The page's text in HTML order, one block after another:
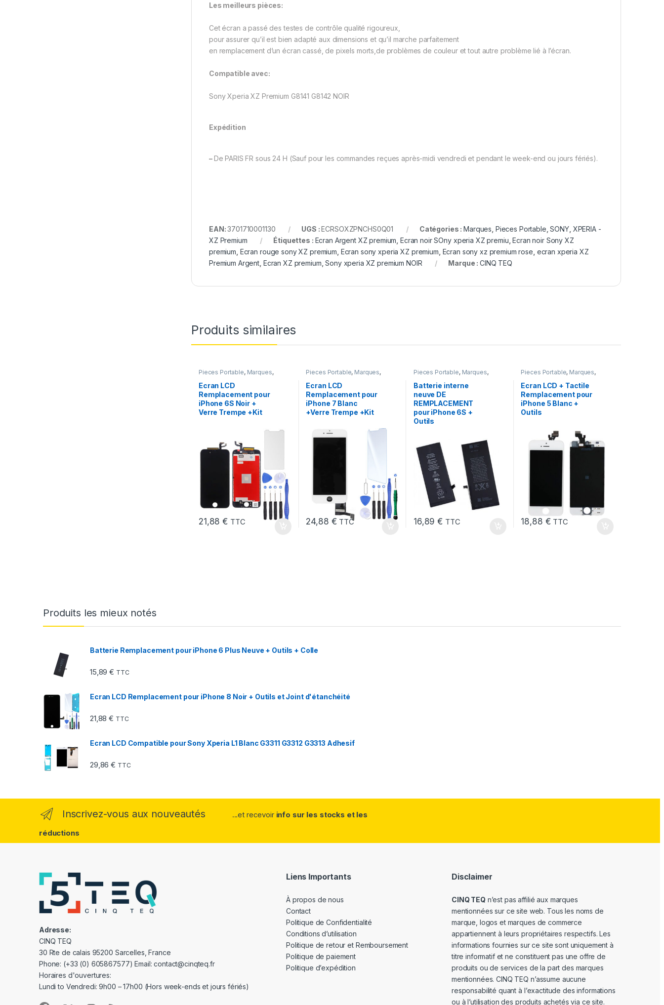
Les meilleurs pièces:
Cet écran a passé des testes de contrôle qualité rigoureux,
pour assurer qu’il est bien adapté aux dimensions et qu’il marche parfaitement
en remplacement d’un écran cassé, de pixels morts,de problèmes de couleur et tout autre problème lié à l’écran.
Compatible avec:
Sony Xperia XZ Premium G8141 G8142 NOIR
Expédition
–De PARIS FR sous 24 H (Sauf pour les commandes reçues après-midi vendredi et pendant le week-end ou jours fériés).
EAN:3701710001130 UGS :ECRSOXZPNCHS0Q01 Catégories :Marques Pieces Portable ,SONY, XPERIA -
XZ Premium
Étiquettes : Ecran Argent XZ premium ,Ecran noir SOny xperia XZ premiu ,Ecran noir Sony XZ
premium Ecran rouge sony XZ premium Ecran sony xperia XZ premium Ecran sony xz premium rose ecran xperia XZ
Premium Argent Ecran XZ premium ,Sony xperia XZ premium NOIR Marque : CINQ TEQ
Produits similaires
Pieces Portable, Marques,
iPhone 6s
Ecran LCD
Remplacement pour
iPhone 6S Noir +
Verre Trempe +Kit
21,88€ TTC
Pieces Portable, Marques,
Ecran LCD
Remplacement pour
iPhone 7 Blanc
+Verre Trempe +Kit
24,88 € TTC
Pieces Portable, Marques,
iPhone 6s
Batteries et
chargeurs ,Batteries
Apple
Batterie interne
neuve DE
REMPLACEMENT
pour iPhone 6S +
Outils
16,89€ TTC
Pieces Portable, Marques,
Ecran LCD + Tactile
Remplacement pour
iPhone 5 Blanc +
Outils
18,88 € TTC
Produits les mieux notés
Batterie Remplacement pour iPhone 6 Plus Neuve + Outils + Colle
15,89€ TTC
Ecran LCD Remplacement pour iPhone 8 Noir + Outils et Joint d'étanchéité
21,88€ TTC
Ecran LCD Compatible pour Sony Xperia L1 Blanc G3311 G3312 G3313 Adhesif
29,86€ TTC
Inscrivez-vous aux nouveautés ...et recevoir info sur les stocks et les
réductions
Adresse:
CINQ TEQ
30 Rte de calais 95200 Sarcelles, France
Phone: (+33 (0) 605867577) Email: contact@cinqteq.fr
Horaires d'ouvertures:
Lundi to Vendredi: 9h00 – 17h00 (Hors week-ends et jours fériés)
Liens Importants
À propos de nous
Contact
Politique de Confidentialité
Conditions d’utilisation
Politique de retour et Remboursement
Politique de paiement
Politique d’expédition
Disclaimer
CINQ TEQ n’est pas affilié aux marques
mentionnées sur ce site web. Tous les noms de
marque, logos et marques de commerce
appartiennent à leurs propriétaires respectifs. Les
informations fournies sur ce site sont uniquement à
titre informatif et ne constituent pas une offre de
produits ou de services de la part des marques
mentionnées. CINQ TEQ n’assume aucune
responsabilité quant à l’exactitude des informations
ou à l’utilisation des produits achetés via ce site.